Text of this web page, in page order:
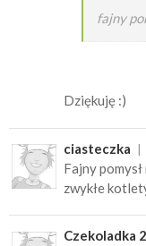
fajny
Dziękuję :)
ciasteczka
Fajny
zwykłe
Czekoladka 2